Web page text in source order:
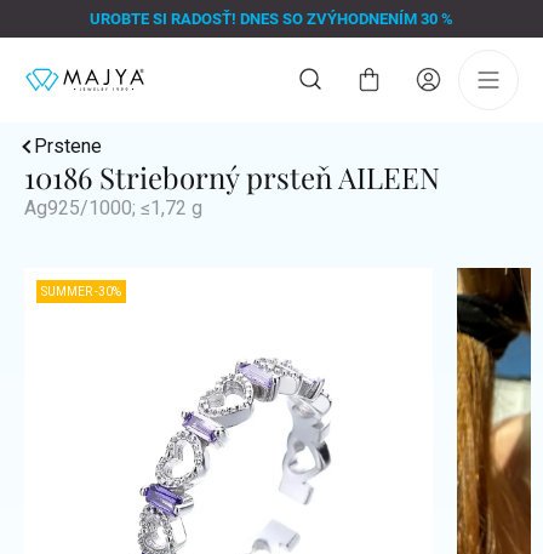
na
UROBTE SI RADOSŤ! DNES SO ZVÝHODNENÍM 30 %
Nákupný
Prstene
10186 Strieborný prsteň AILEEN
Ag925/1000; ≤1,72 g
SUMMER -30%